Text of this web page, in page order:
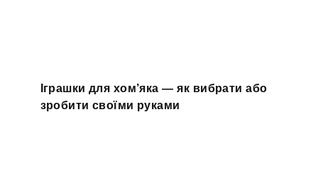
Іграшки для хом’яка — як вибрати або
зробити своїми руками